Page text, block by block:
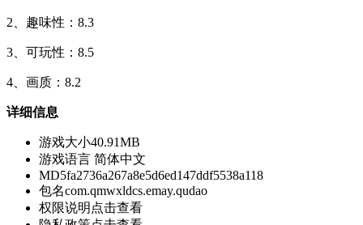
2、趣味性：8.3
3、可玩性：8.5
4、画质：8.2
详细信息
游戏大小40.91MB
游戏语言 简体中文
MD5fa2736a267a8e5d6ed147ddf5538a118
包名com.qmwxldcs.emay.qudao
权限说明 点击查看